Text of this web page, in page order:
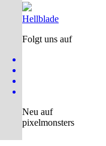
Hellblade
Folgt uns auf
Neu auf
pixelmonsters